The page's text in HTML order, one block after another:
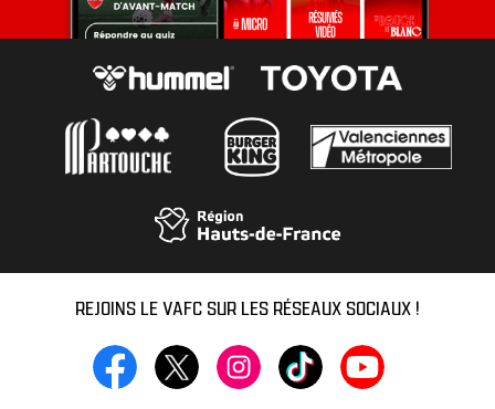
REJOINS LE VAFC SUR LES RÉSEAUX SOCIAUX !